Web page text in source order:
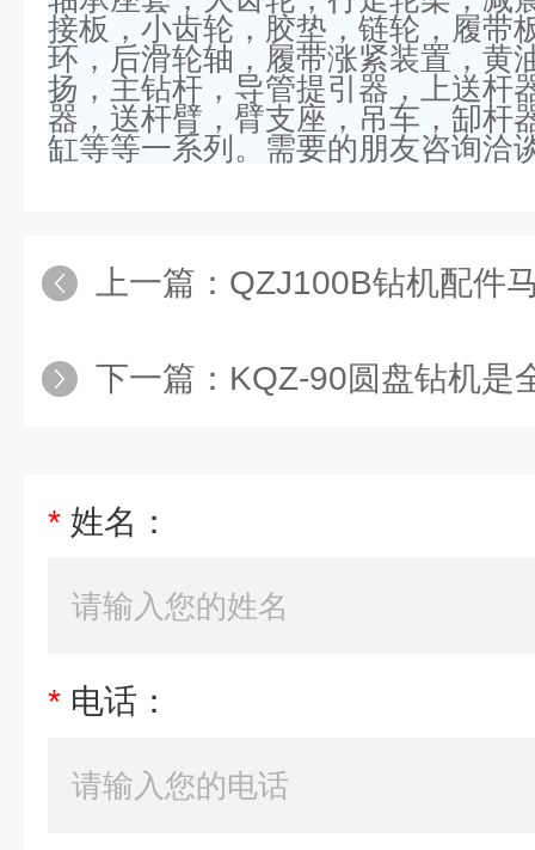
接板，小齿轮，胶垫，链轮，履带
环，后滑轮轴，履带涨紧装置，黄
扬，主钻杆，导管提引器，上送杆
器，送杆臂，臂支座，吊车， 缷杆
缸等等一系列。需要的朋友咨询洽
上一篇： QZJ100B钻机配件
下一篇： KQZ-90圆盘钻机是全气
* 姓名：
* 电话：